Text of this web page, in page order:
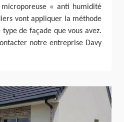
« anti humidité
vont appliquer la méthode
de façade que vous avez.
notre entreprise Davy